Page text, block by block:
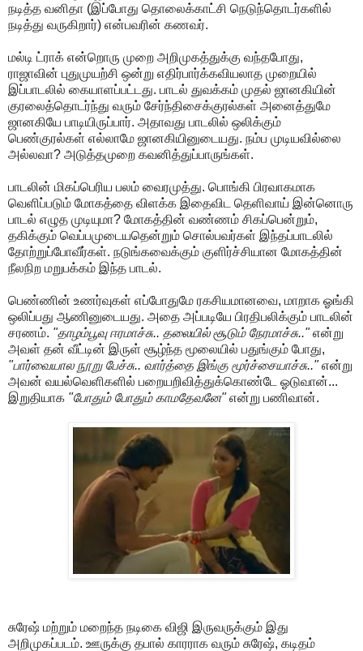
நடித்த வனிதா (இப்போது தொலைக்காட்சி நெடுந்தொடர்களில்
நடித்து வருகிறார்) என்பவரின் கணவர்.
மல்டி ட்ராக் என்றொரு முறை அறிமுகத்துக்கு வந்தபோது,
ராஜாவின் புதுமுயற்சி ஒன்று எதிர்பார்க்கவியலாத முறையில்
இப்பாடலில் கையாளப்பட்டது. பாடல் துவக்கம் முதல் ஜானகியின்
குரலைத்தொடர்ந்து வரும் சேர்ந்திசைக்குரல்கள் அனைத்துமே
ஜானகியே பாடியிருப்பார். அதாவது பாடலில் ஒலிக்கும்
பெண்குரல்கள் எல்லாமே ஜானகியினுடையது. நம்ப முடியவில்லை
அல்லவா? அடுத்தமுறை கவனித்துப்பாருங்கள்.
பாடலின் மிகப்பெரிய பலம் வைரமுத்து. பொங்கி பிரவாகமாக
வெளிப்படும் மோகத்தை விளக்க இதைவிட தெளிவாய் இன்னொரு
பாடல் எழுத முடியுமா? மோகத்தின் வண்ணம் சிகப்பென்றும்,
தகிக்கும் வெப்பமுடையதென்றும் சொல்பவர்கள் இந்தப்பாடலில்
தோற்றுப்போவீர்கள். நடுங்கவைக்கும் குளிர்ச்சியான மோகத்தின்
நீலநிற மறுபக்கம் இந்த பாடல்.
பெண்ணின் உணர்வுகள் எப்போதுமே ரகசியமானவை, மாறாக ஓங்கி
ஒலிப்பது ஆணினுடையது. அதை அப்படியே பிரதிபலிக்கும் பாடலின்
சரணம். "தாழம்பூவு ஈரமாச்சு.. தலையில் சூடும் நேரமாச்சு.."என்று
அவள் தன் வீட்டின் இருள் சூழ்ந்த மூலையில் பதுங்கும் போது,
"பார்வையால நூறு பேச்சு.. வார்த்தை இங்கு மூர்ச்சையாச்சு.."என்று
அவன் வயல்வெளிகளில் பறையறிவித்துக்கொண்டே ஓடுவான்...
இறுதியாக "போதும் போதும் காமதேவனே"என்று பணிவான்.
சுரேஷ் மற்றும் மறைந்த நடிகை விஜி இருவருக்கும் இது
அறிமுகப்படம். ஊருக்கு தபால் காரராக வரும் சுரேஷ், கடிதம்